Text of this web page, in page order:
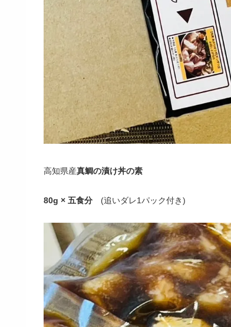
高知県産真鯛の漬け丼の素
80g × 五食分 (追いダレ1パック付き)